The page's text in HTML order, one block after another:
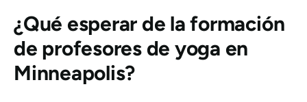
¿Qué esperar de la formación
de profesores de yoga en
Minneapolis?